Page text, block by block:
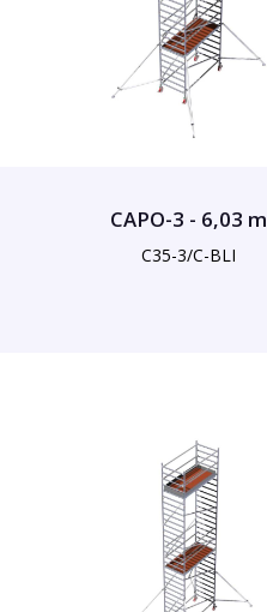
CAPO-3 - 6,03 m
C35-3/C-BLI